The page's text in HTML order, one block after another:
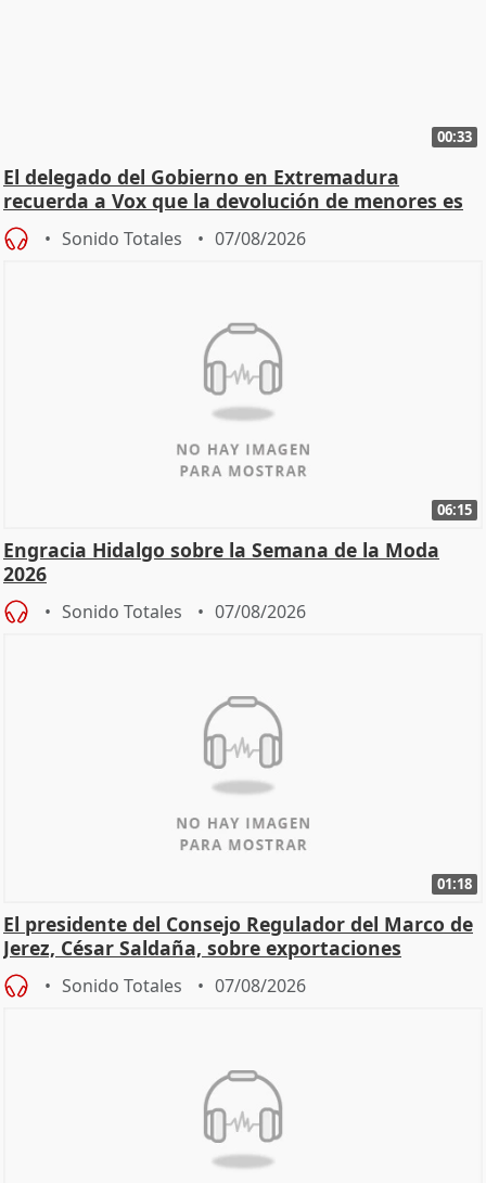
00:33
El delegado del Gobierno en Extremadura
recuerda a Vox que la devolución de menores es
estatal
Sonido Totales 07/08/2026
06:15
Engracia Hidalgo sobre la Semana de la Moda
2026
Sonido Totales 07/08/2026
01:18
El presidente del Consejo Regulador del Marco de
Jerez, César Saldaña, sobre exportaciones
Sonido Totales 07/08/2026